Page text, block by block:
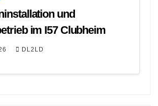
und
im I57 Clubheim
DL2LD